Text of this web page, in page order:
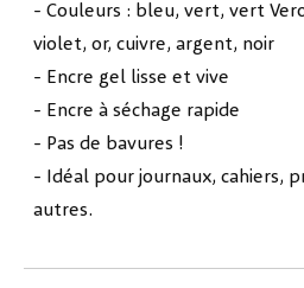
- Couleurs : bleu, vert, vert
violet, or, cuivre, argent, noir
- Encre gel lisse et vive
- Encre à séchage rapide
- Pas de bavures !
- Idéal pour journaux, cahiers,
autres.